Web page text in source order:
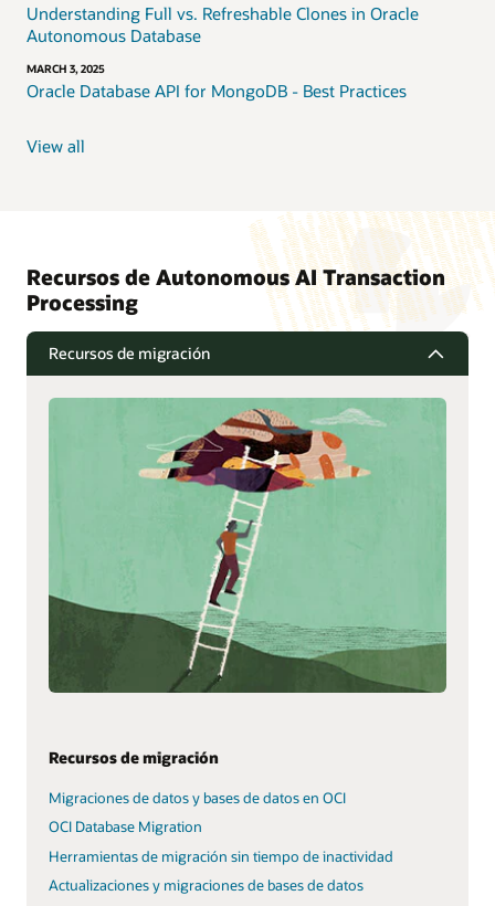
Understanding Full vs. Refreshable Clones in Oracle
Autonomous Database
MARCH 3, 2025
Oracle Database API for MongoDB - Best Practices
View all
Recursos de Autonomous AI Transaction
Processing
Recursos de migración
Recursos de migración
Migraciones de datos y bases de datos en OCI
OCI Database Migration
Herramientas de migración sin tiempo de inactividad
Actualizaciones y migraciones de bases de datos